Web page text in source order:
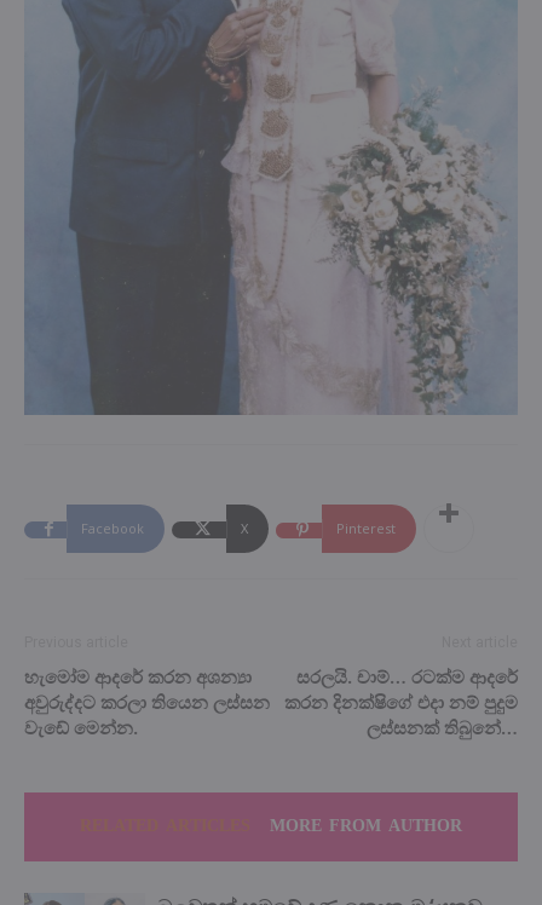
Facebook X Pinterest
හැමෝම ආදරේ කරන අශන්‍යා
අවුරුද්දට කරලා තියෙන ලස්සන
වැඩේ මෙන්න.
සරලයි. චාම්… රටක්ම ආදරේ
කරන දිනක්ෂිගේ එදා නම් පුදුම
ලස්සනක් තිබුනේ…
MORE FROM AUTHOR